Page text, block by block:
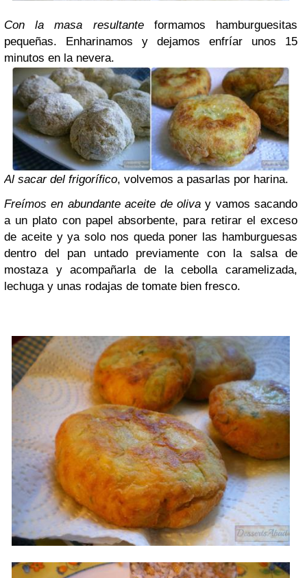
Con la masa resultanteformamos hamburguesitas
pequeñas. Enharinamos y dejamos enfríar unos 15
minutos en la nevera.
Al sacar del frigorífico, volvemos a pasarlas por harina.
Freímos en abundante aceite de olivay vamos sacando
a un plato con papel absorbente, para retirar el exceso
de aceite y ya solo nos queda poner las hamburguesas
dentro del pan untado previamente con la salsa de
mostaza y acompañarla de la cebolla caramelizada,
lechuga y unas rodajas de tomate bien fresco.